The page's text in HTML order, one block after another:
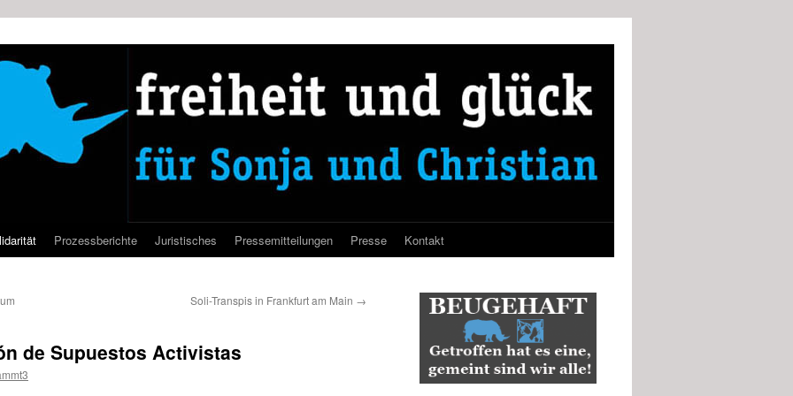
Prozessberichte Juristisches Pressemitteilungen Presse Kontakt
Soli-Transpis in Frankfurt am Main →
de Supuestos Activistas